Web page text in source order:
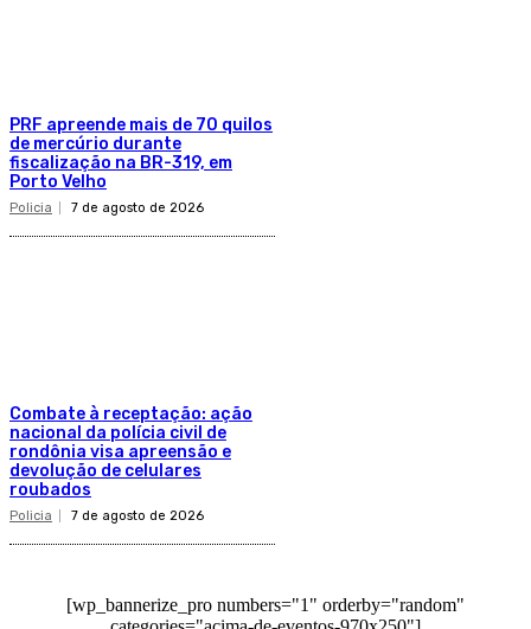
PRF apreende mais de 70 quilos
de mercúrio durante
fiscalização na BR-319, em
Porto Velho
Policia 7 de agosto de 2026
Combate à receptação: ação
nacional da polícia civil de
rondônia visa apreensão e
devolução de celulares
roubados
Policia 7 de agosto de 2026
[wp_bannerize_pro numbers="1" orderby="random"